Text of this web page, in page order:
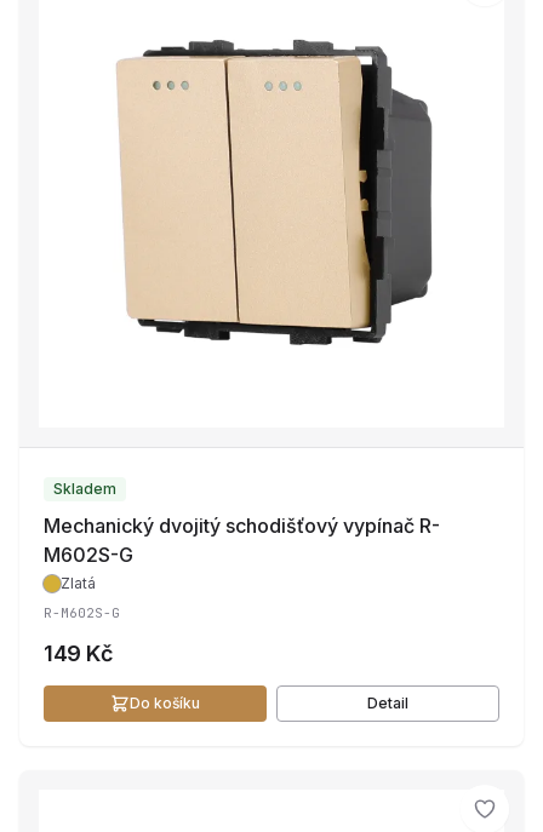
Skladem
Mechanický dvojitý schodišťový vypínač R-
M602S-G
Zlatá
R-M602S-G
149 Kč
Do košíku Detail